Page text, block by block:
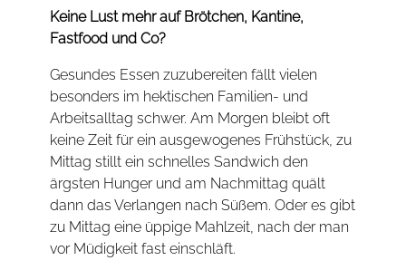
Keine Lust mehr auf Brötchen, Kantine,
Fastfood und Co?
Gesundes Essen zuzubereiten fällt vielen
besonders im hektischen Familien- und
Arbeitsalltag schwer. Am Morgen bleibt oft
keine Zeit für ein ausgewogenes Frühstück, zu
Mittag stillt ein schnelles Sandwich den
ärgsten Hunger und am Nachmittag quält
dann das Verlangen nach Süßem. Oder es gibt
zu Mittag eine üppige Mahlzeit, nach der man
vor Müdigkeit fast einschläft.